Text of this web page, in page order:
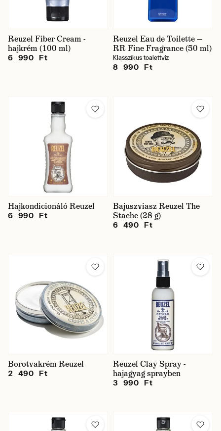
Reuzel Fiber Cream -
hajkrém (100 ml)
6 990 Ft
Reuzel Eau de Toilette —
RR Fine Fragrance (50 ml)
Klasszikus toalettvíz
8 990 Ft
Hajkondicionáló Reuzel
6 990 Ft
Bajuszviasz Reuzel The
Stache (28 g)
6 490 Ft
Borotvakrém Reuzel
2 490 Ft
Reuzel Clay Spray -
hajagyag sprayben
3 990 Ft